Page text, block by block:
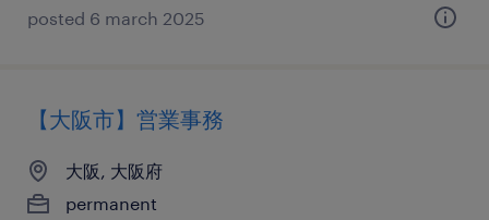
posted 6 march 2025
【大阪市】営業事務
大阪, 大阪府
permanent